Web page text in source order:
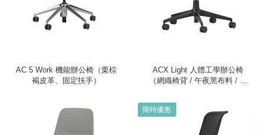
AC 5 Work 機能辦公椅（栗棕
褐皮革、固定扶手）
ACX Light 人體工學辦公椅
（網織椅背 / 午夜黑布料 / 深
限時優惠